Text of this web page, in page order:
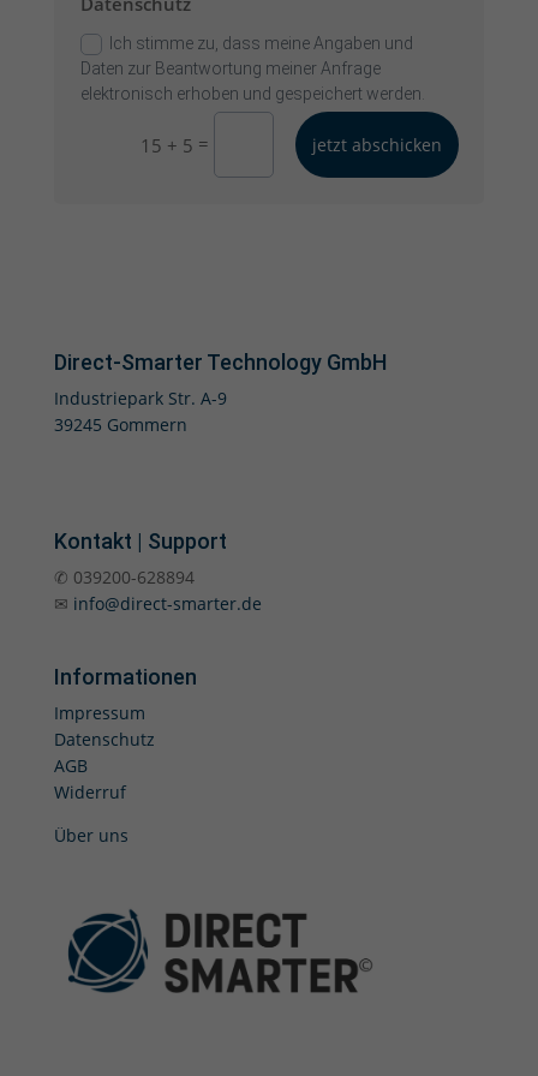
Ich stimme zu, dass meine Angaben und
Daten zur Beantwortung meiner Anfrage
elektronisch erhoben und gespeichert werden.
15 + 5 = jetzt abschicken
Direct-Smarter Technology GmbH
Industriepark Str. A-9
39245 Gommern
Kontakt | Support
✆ 039200-628894
✉ info@direct-smarter.de
Informationen
Impressum
Datenschutz
AGB
Widerruf
Über uns